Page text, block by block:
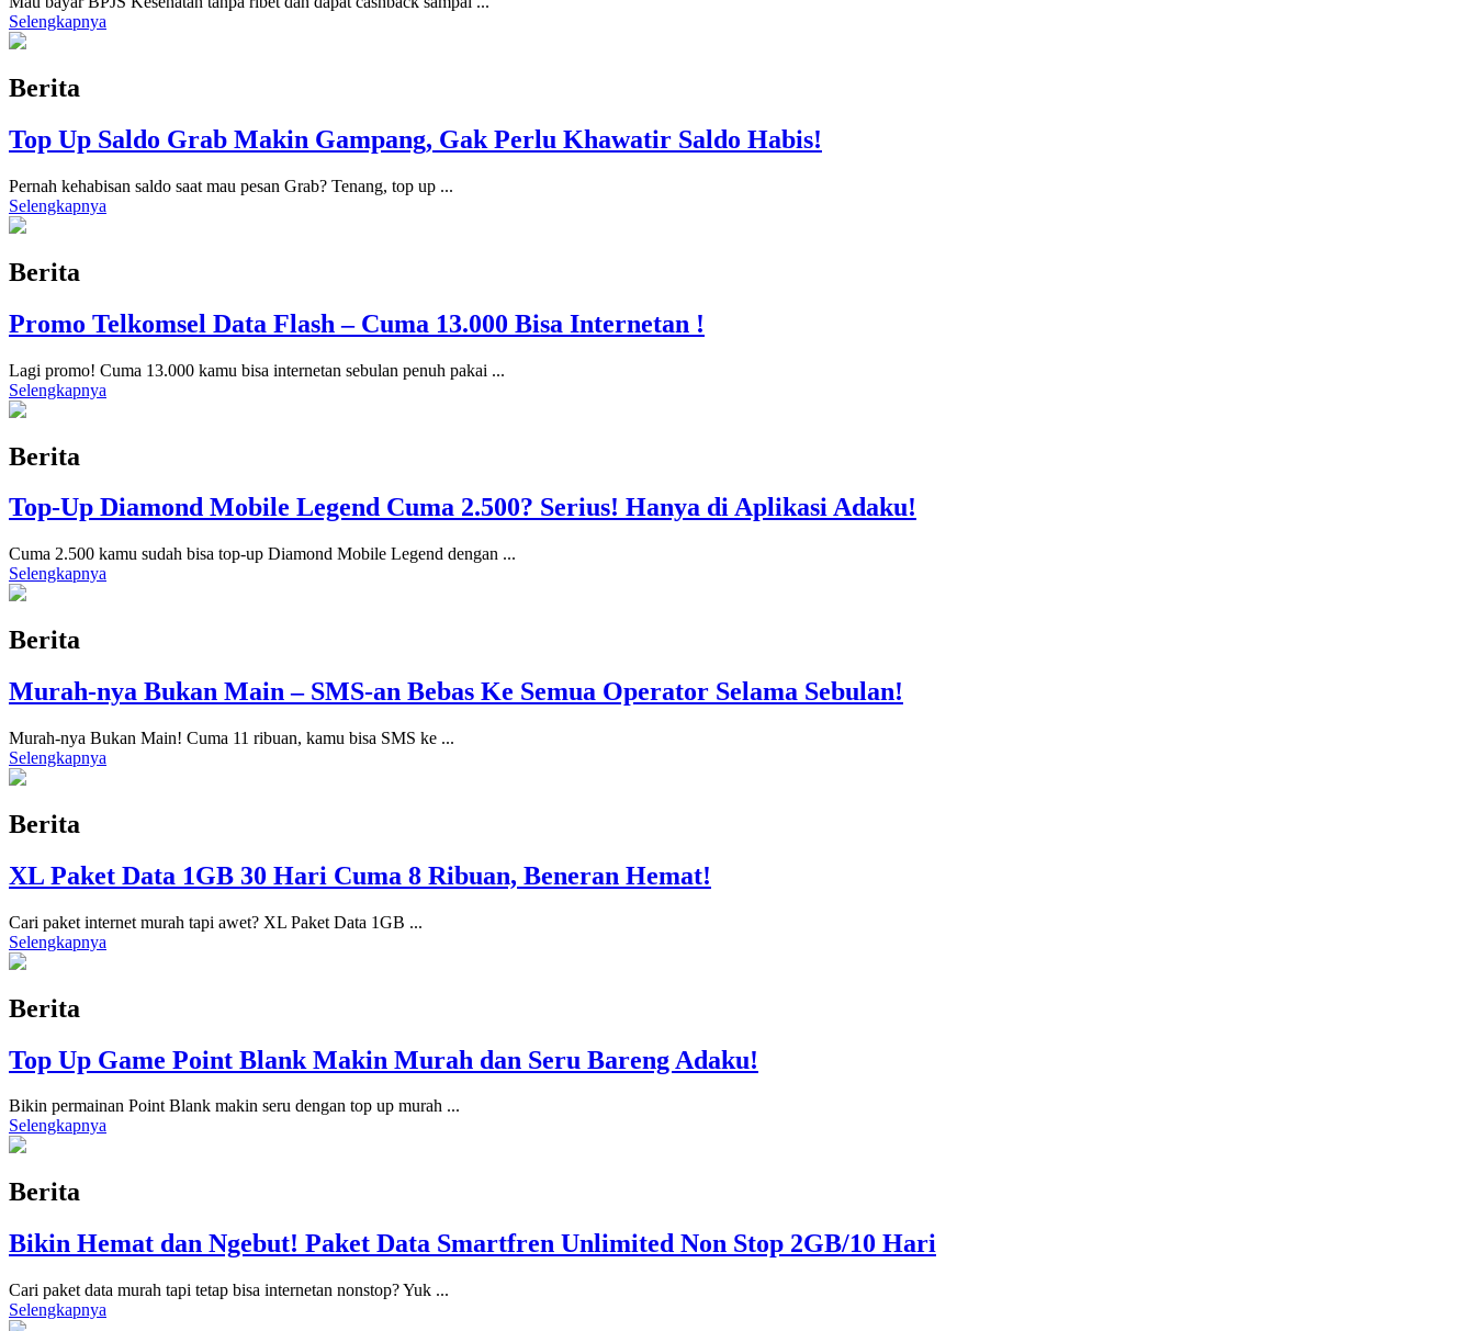
Selengkapnya
Berita
Top Up Saldo Grab Makin Gampang, Gak Perlu Khawatir Saldo Habis!
Pernah kehabisan saldo saat mau pesan Grab? Tenang, top up ...
Selengkapnya
Berita
Promo Telkomsel Data Flash – Cuma 13.000 Bisa Internetan !
Lagi promo! Cuma 13.000 kamu bisa internetan sebulan penuh pakai ...
Selengkapnya
Berita
Top-Up Diamond Mobile Legend Cuma 2.500? Serius! Hanya di Aplikasi Adaku!
Cuma 2.500 kamu sudah bisa top-up Diamond Mobile Legend dengan ...
Selengkapnya
Berita
Murah-nya Bukan Main – SMS-an Bebas Ke Semua Operator Selama Sebulan!
Murah-nya Bukan Main! Cuma 11 ribuan, kamu bisa SMS ke ...
Selengkapnya
Berita
XL Paket Data 1GB 30 Hari Cuma 8 Ribuan, Beneran Hemat!
Cari paket internet murah tapi awet? XL Paket Data 1GB ...
Selengkapnya
Berita
Top Up Game Point Blank Makin Murah dan Seru Bareng Adaku!
Bikin permainan Point Blank makin seru dengan top up murah ...
Selengkapnya
Berita
Bikin Hemat dan Ngebut! Paket Data Smartfren Unlimited Non Stop 2GB/10 Hari
Cari paket data murah tapi tetap bisa internetan nonstop? Yuk ...
Selengkapnya